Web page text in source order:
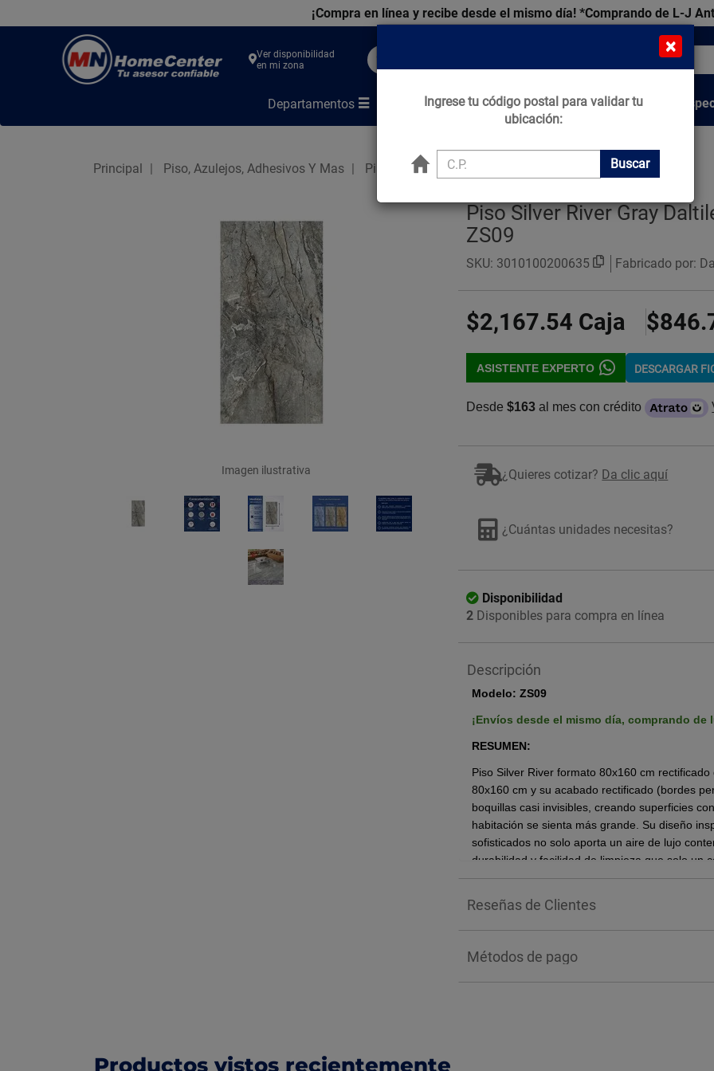
¡Compra en línea y recibe desde el mismo día! *Comprando de L-J
Center
Ver disponibilidad
en mi zona
Departamentos Marcas Tips que Construyen Venta
Principal Piso, Azulejos, Adhesivos Y Mas Pisos Estilo Mármol
Imagen ilustrativa Imagen ilustrativa
Piso Silver River Gray
ZS09
SKU: 3010100200635 Fabricado por:
$2,167.54 Caja
ASISTENTE EXPERTO DESCARGAR
Desde$163 al mes con crédito
¿Quieres cotizar? Da clic aquí
¿Cuántas unidades necesitas?
Disponibilidad
2 Disponibles para compra en línea
Descripción
Modelo: ZS09
¡Envíos desde el mismo día, comprando de
RESUMEN:
Piso Silver River formato 80x160 cm
80x160 cm y su acabado rectificado (bordes
boquillas casi invisibles, creando superficies
habitación se sienta más grande. Su diseño
sofisticados no solo aporta un aire de lujo
durabilidad y facilidad de limpieza que solo un
Porcelánico esmaltado.
Alto detalle y vetas profundas en
Reseñas de Clientes
Métodos de pago
Productos vistos recientemente
×
Ingrese tu código postal para validar tu
ubicación:
Buscar